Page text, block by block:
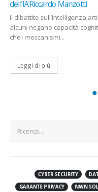
divide esperti e filosofi.
alle macchine, altri
CYBER SECURITY
GARANTE PRIVACY
NWN